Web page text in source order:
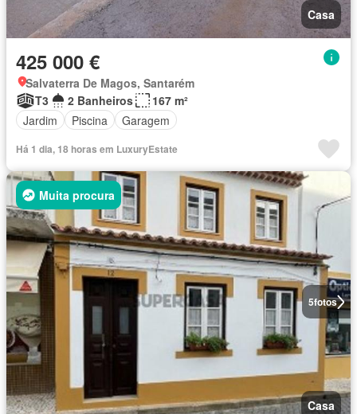
Casa
425 000 €
Salvaterra De Magos, Santarém
T3
2 Banheiros
167 m²
Jardim
Piscina Garagem
Há 1 dia, 18 horas em LuxuryEstate
5fotos
Muita procura
Casa